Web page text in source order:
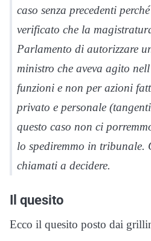
caso senza precedenti
verificato che la
Parlamento di autorizzare
ministro che aveva agito
funzioni e non per azioni
privato e personale
questo caso non ci
lo spediremmo in tribunale.
chiamati a decidere.
Il quesito
Ecco il quesito posto dai